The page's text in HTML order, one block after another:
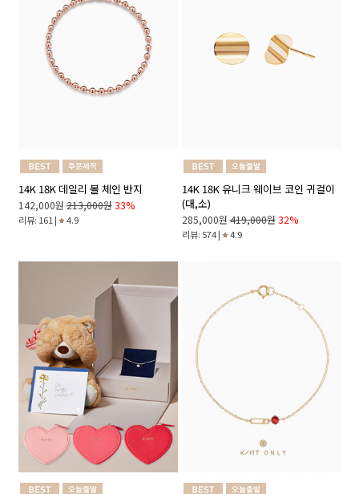
14K 18K 데일리 볼 체인 반지
142,000원 213,000원 33%
리뷰: 161 | 4.9
14K 18K 유니크 웨이브 코인 귀걸이
(대,소)
285,000원 419,000원 32%
리뷰: 574 | 4.9